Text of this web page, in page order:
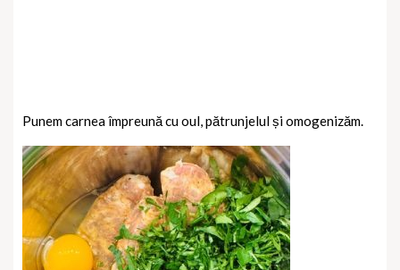
Punem carnea împreună cu oul, pătrunjelul și omogenizăm.